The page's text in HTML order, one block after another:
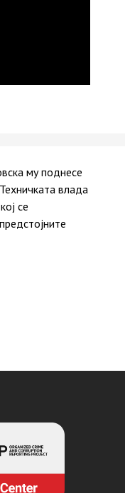
му поднесе
влада
се